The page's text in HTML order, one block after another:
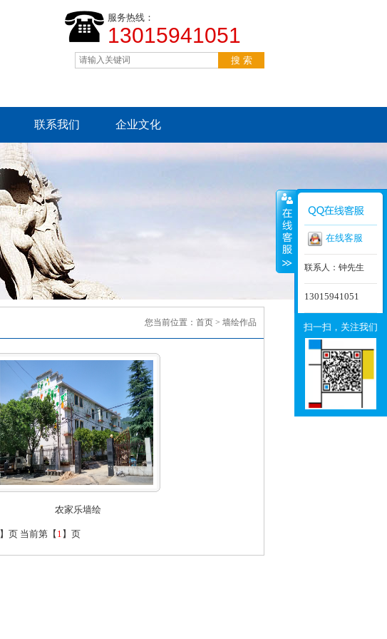
服务热线：
13015941051
联系我们 企业文化
您当前位置： 首页 > 墙绘作品
农家乐墙绘
】页 当前第【 1 】页
在线客服
联系人：钟先生
13015941051
扫一扫，关注我们